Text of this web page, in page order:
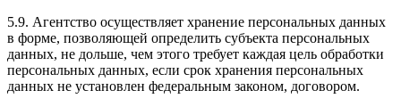
5.9. Агентство осуществляет хранение персональных данных
в форме, позволяющей определить субъекта персональных
данных, не дольше, чем этого требует каждая цель обработки
персональных данных, если срок хранения персональных
данных не установлен федеральным законом, договором.